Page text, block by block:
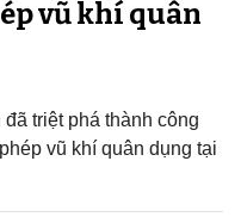
vũ khí quân
triệt phá thành công
vũ khí quân dụng tại